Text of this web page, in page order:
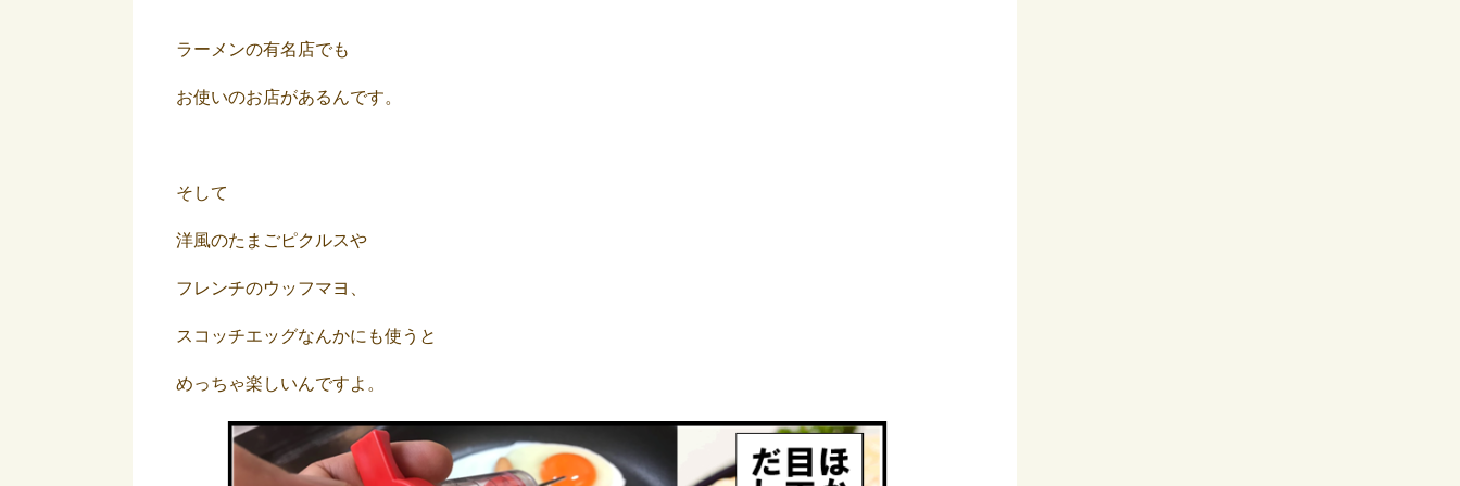
ラーメンの有名店でも
お使いのお店があるんです。
そして
洋風のたまごピクルスや
フレンチのウッフマヨ、
スコッチエッグなんかにも使うと
めっちゃ楽しいんですよ。